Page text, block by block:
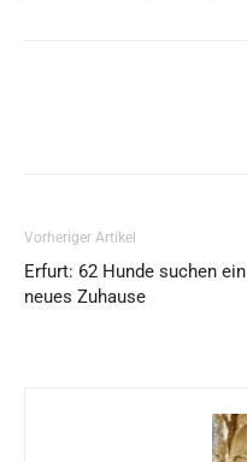
Vorheriger Artikel
Erfurt: 62 Hunde suchen ein
neues Zuhause